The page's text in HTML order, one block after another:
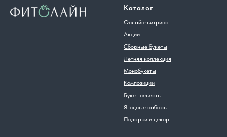
Каталог
Онлайн-витрина
Акции
Сборные букеты
Летняя коллекция
Монобукеты
Композиции
Букет невесты
Ягодные наборы
Подарки и декор